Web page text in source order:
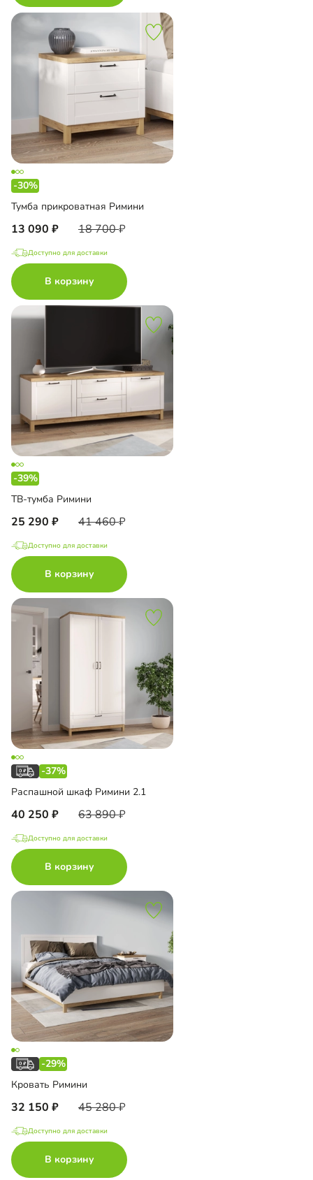
-30%
Тумба прикроватная Римини
13 090 18 700
Доступно для доставки
В корзину
-39%
ТВ-тумба Римини
25 290 41 460
Доступно для доставки
В корзину
-37%
Распашной шкаф Римини 2.1
40 250 63 890
Доступно для доставки
В корзину
-29%
Кровать Римини
32 150 45 280
Доступно для доставки
В корзину